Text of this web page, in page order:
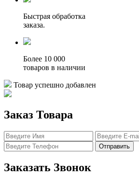
Быстрая обработка
заказа.
Более 10 000
товаров в наличии
Товар успешно добавлен
Заказ Товара
Отправить
Заказать Звонок